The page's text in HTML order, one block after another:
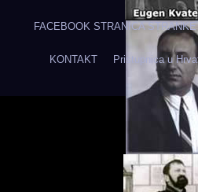
FACEBOOK STRANICA STRANKE
KONTAKT Pristupnica u